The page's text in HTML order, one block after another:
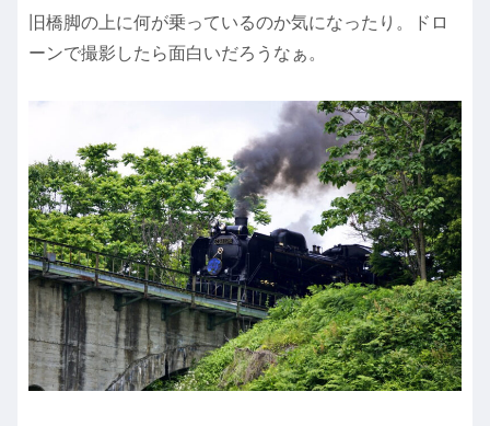
旧橋脚の上に何が乗っているのか気になったり。ドロ
ーンで撮影したら面白いだろうなぁ。